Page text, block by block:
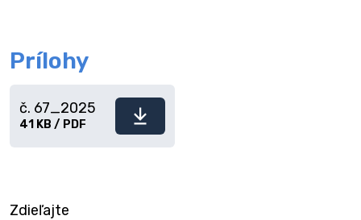
Prílohy
Stiahnuť
č. 67_2025
41 KB / PDF
Zdieľajte